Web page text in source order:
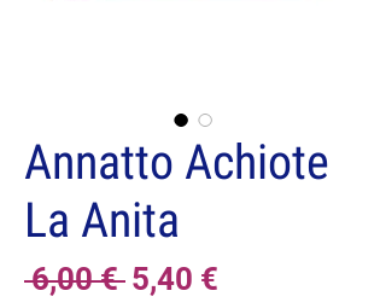
Annatto Achiote
La Anita
6,00 € Redovna
5,40 €